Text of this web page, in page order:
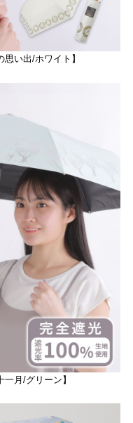
い出/ホワイト】
月/グリーン】